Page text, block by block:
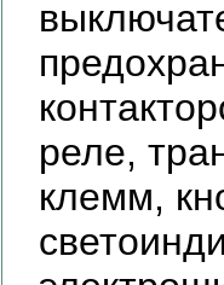
реле,
клемм,